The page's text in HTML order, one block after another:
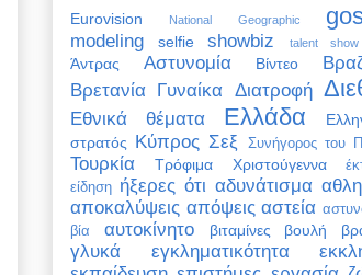
Eurovision National Geographic
modeling selfie showbiz talent show
Άντρας
Αστυνομία Βίντεο
Βρετανία Γυναίκα Διατροφή
Εθνικά θέματα Ελλάδα
στρατός Κύπρος Σεξ Συνήγορος του
Τουρκία Τρόφιμα Χριστούγεννα
είδηση ήξερες ότι αδυνάτισμα
αποκαλύψεις απόψεις αστεία
βία
αυτοκίνητο βιταμίνες βουλή
γλυκά εγκληματικότητα